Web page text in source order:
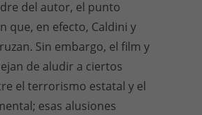
del autor, el punto
que, en efecto, Caldini y
Sin embargo, el film y
de aludir a ciertos
el terrorismo estatal y el
esas alusiones